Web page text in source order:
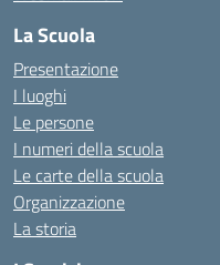
La Scuola
Presentazione
I luoghi
Le persone
I numeri della scuola
Le carte della scuola
Organizzazione
La storia